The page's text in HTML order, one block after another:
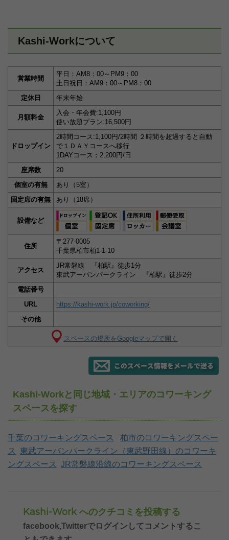
Kashi-Workについて
営業時間
平日：AM8：00～PM9：00
土日祝日：AM9：00～PM8：00
定休日
年末年始
月額料金
入会・年会費:1,100円
使い放題プラン:16,500円
ドロップイン
2時間コース:1,100円/2時間 ２時間を超過すると自動
で１ＤＡＹコースへ移行
1DAYコース：2,200円/日
座席数
20
個室の有無
あり（5室）
固定席の有無
あり（18席）
設備など
住所
〒277-0005
千葉県柏市柏1-1-10
アクセス
JR常磐線 『柏駅』徒歩1分
東武アーバンパークライン 『柏駅』徒歩2分
電話番号
URL
https://kashi-work.jp/coworking/
その他
スペースの場所をGoogleマップで開く
Kashi-Workと同じ地域・エリアのコワーキング
スペースを探す
千葉のコワーキングスペース
柏市のコワーキングスペー
ス
東武アーバンパークライン（東武野田線）のコワーキ
ングスペース
JR常磐線沿線のコワーキングスペース
Kashi-Work へのクチコミを投稿する
facebook,Twitterでログインしてコメントするこ